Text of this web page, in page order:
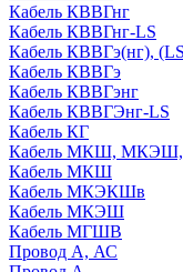
Кабель КВВГнг
Кабель КВВГнг-LS
Кабель КВВГэ(нг),
Кабель КВВГэ
Кабель КВВГэнг
Кабель КВВГЭнг-LS
Кабель КГ
Кабель МКШ,
Кабель МКШ
Кабель МКЭКШв
Кабель МКЭШ
Кабель МГШВ
Провод А, АС